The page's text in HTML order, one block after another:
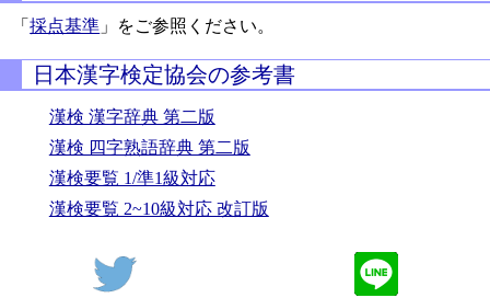
「採点基準 」をご参照ください。
日本漢字検定協会の参考書
漢検 漢字辞典 第二版
漢検 四字熟語辞典 第二版
漢検要覧 1/準1級対応
漢検要覧 2~10級対応 改訂版